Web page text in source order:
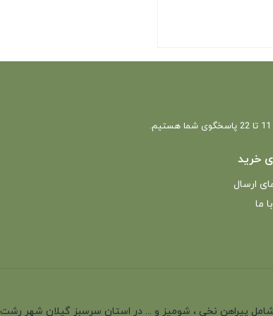
خرید
ارسال
ما
35 سال سابقه در تولید انواع لباس شامل پیراهن نخی ، شومیز و ... در استان